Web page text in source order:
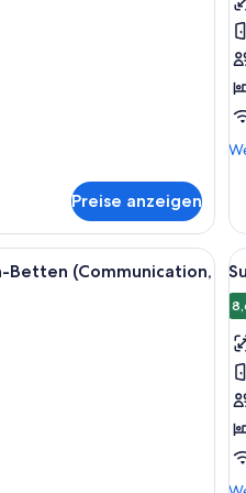
Preise anzeigen
In
1
Ein Hotelzimmer mit zwei Betten,
Betten (Communication,